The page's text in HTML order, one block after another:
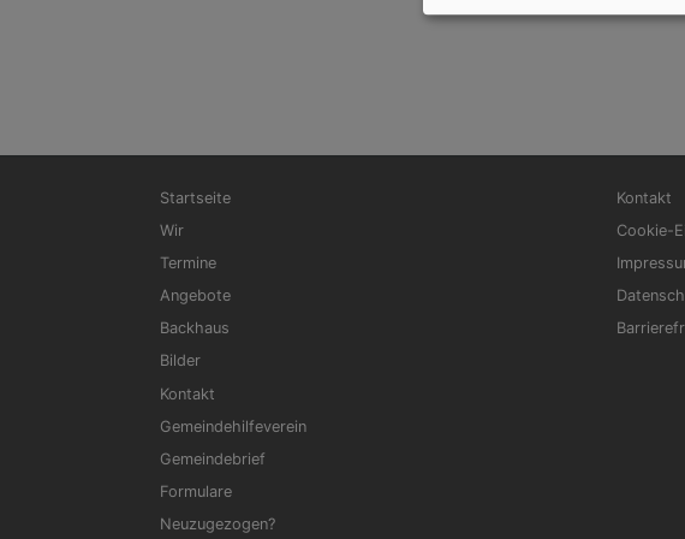
Hauptnavigation
Startseite
Wir
Termine
Angebote
Backhaus
Bilder
Kontakt
Gemeindehilfeverein
Gemeindebrief
Formulare
Neuzugezogen?
Kontakt
Cookie-